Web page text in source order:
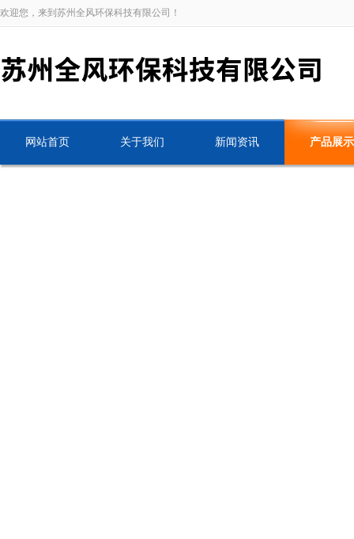
欢迎您，来到苏州全风环保科技有限公司！
网站首页 关于我们 新闻资讯 产品展示